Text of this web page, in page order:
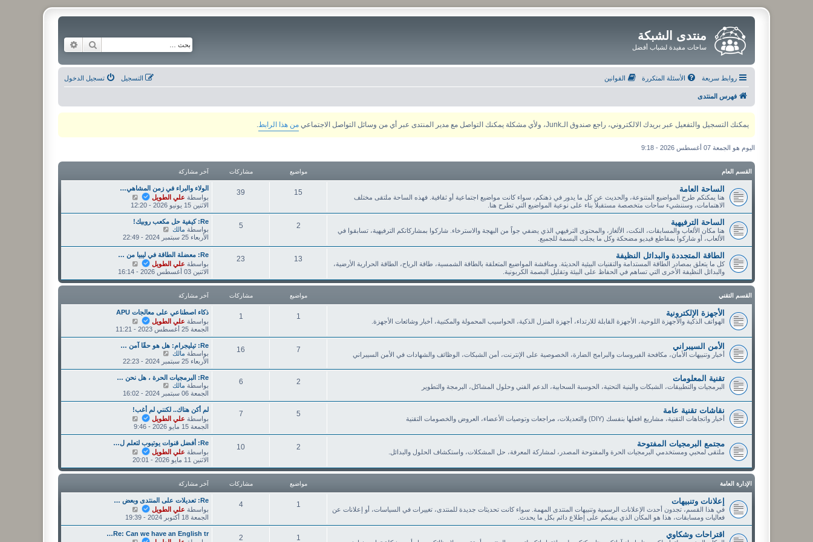
منتدى الشبكة
ساحات مفيدة لشباب أفضل بحث
روابط سريعة الأسئلة المتكررة القوانين تسجيل الدخول التسجيل
فهرس المنتدى
يمكنك التسجيل والتفعيل عبر بريدك الالكتروني، راجع صندوق الـJunk، ولأي مشكلة يمكنك التواصل مع مدير المنتدى عبر أي من وسائل التواصل الاجتماعي من هذا الرابط
اليوم هو الجمعة 07 أغسطس 2026 - 9:18
القسم العام مواضيع مشاركات آخر مشاركة
الساحة العامة
هنا يمكنكم طرح المواضيع المتنوعة، والحديث عن كل ما يدور في ذهنكم، سواء كانت مواضيع اجتماعية أو ثقافية. فهذه الساحة ملتقى مختلف
الاهتمامات، وسننشيء ساحات متخصصة مستقبلاً بناء على نوعية المواضيع التي تطرح هنا.
15
39
الولاء والبراء في زمن المشاهي…
بواسطة علي الطويل
ا
ه
خ
ش
ر
ك
الاثنين 15 يونيو 2026 - 12:20
الساحة الترفيهية
هنا مكان الألعاب والمسابقات، النكت، الألغاز، والمحتوى الترفيهي الذي يضفي جواً من البهجة والاسترخاء. شاركوا بمشاركاتكم الترفيهية، تسابقوا في
الألعاب، أو شاركوا بمقاطع فيديو مضحكة وكل ما يجلب البسمة للجميع.
2
5
Re: كيفية حل مكعب روبيك!
بواسطة مالك
د
خ
ر
م
ك
ة
الأربعاء 25 سبتمبر 2024 - 22:49
الطاقة المتجددة والبدائل النظيفة
كل ما يتعلق بمصادر الطاقة المستدامة والتقنيات البيئية الحديثة. ومناقشة المواضيع المتعلقة بالطاقة الشمسية، طاقة الرياح، الطاقة الحرارية الأرضية،
والبدائل النظيفة الأخرى التي تساهم في الحفاظ على البيئة وتقليل البصمة الكربونية.
13
23
Re: معضلة الطاقة في ليبيا من …
بواسطة علي الطويل
ا
ه
د
ر
ش
ا
ك
ة
الاثنين 03 أغسطس 2026 - 16:14
القسم التقني مواضيع مشاركات آخر مشاركة
الأجهزة الإلكترونية
الهواتف الذكية والأجهزة اللوحية، الأجهزة القابلة للارتداء، أجهزة المنزل الذكية، الحواسيب المحمولة والمكتبية، أخبار وشائعات الأجهزة.
1
1
ذكاء اصطناعي على معالجات APU
بواسطة علي الطويل
ا
ه
د
آ
خ
ر
م
ش
ا
الجمعة 25 أغسطس 2023 - 11:21
الأمن السيبراني
أخبار وتنبيهات الأمان، مكافحة الفيروسات والبرامج الضارة، الخصوصية على الإنترنت، أمن الشبكات، الوظائف والشهادات في الأمن السيبراني
7
16
Re: تيليجرام: هل هو حقًا آمن …
بواسطة مالك
ه
د
خ
ر
ش
ا
ر
ة
الأربعاء 25 سبتمبر 2024 - 22:23
تقنية المعلومات
البرمجيات والتطبيقات، الشبكات والبنية التحتية، الحوسبة السحابية، الدعم الفني وحلول المشاكل، البرمجة والتطوير
2
6
Re: البرمجيات الحرة ، هل نحن …
بواسطة مالك
ه
د
خ
ش
ا
ر
ك
الجمعة 06 سبتمبر 2024 - 16:02
نقاشات تقنية عامة
أخبار واتجاهات التقنية، مشاريع افعلها بنفسك (DIY) والتعديلات، مراجعات وتوصيات الأعضاء، العروض والخصومات التقنية
5
7
لم أكن هناك.. لكنني لم أغب!
بواسطة علي الطويل
ه
د
م
ك
الجمعة 15 مايو 2026 - 9:46
مجتمع البرمجيات المفتوحة
ملتقى لمحبي ومستخدمي البرمجيات الحرة والمفتوحة المصدر، لمشاركة المعرفة، حل المشكلات، واستكشاف الحلول والبدائل.
2
10
Re: أفضل قنوات يوتيوب لتعلم ل…
بواسطة علي الطويل
ه
د
ر
ش
ا
ر
ك
الاثنين 11 مايو 2026 - 20:01
الإدارة العامة مواضيع مشاركات آخر مشاركة
إعلانات وتنبيهات
في هذا القسم، تجدون أحدث الإعلانات الرسمية وتنبيهات المنتدى المهمة. سواء كانت تحديثات جديدة للمنتدى، تغييرات في السياسات، أو إعلانات عن
فعاليات ومسابقات، هذا هو المكان الذي يبقيكم على إطلاع دائم بكل ما يحدث.
1
4
Re: تعديلات على المنتدى وبعض …
بواسطة علي الطويل
ا
ه
د
الجمعة 18 أكتوبر 2024 - 19:39
اقتراحات وشكاوي 1
2
Re: Can we have an English tr…